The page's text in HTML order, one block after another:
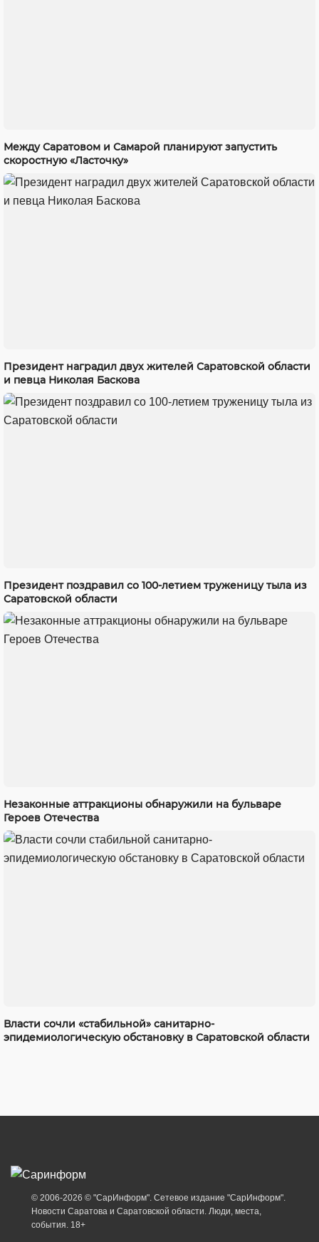
Между Саратовом и Самарой планируют запустить
скоростную «Ласточку»
Президент наградил двух жителей Саратовской области
и певца Николая Баскова
Президент поздравил со 100-летием труженицу тыла из
Саратовской области
Незаконные аттракционы обнаружили на бульваре
Героев Отечества
Власти сочли «стабильной» санитарно-
эпидемиологическую обстановку в Саратовской области
© 2006-2026 © "СарИнформ". Сетевое издание "СарИнформ".
Новости Саратова и Саратовской области. Люди, места,
события. 18+